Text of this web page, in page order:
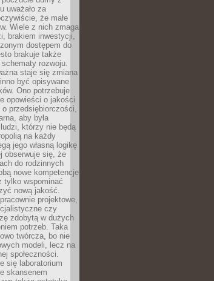
uważało za
że małe
Wiele z nich zmaga
brakiem inwestycji,
dostępem do
brakuje także
rozwoju.
staje się zmiana
być opisywane
Ono potrzebuje
opowieści o jakości
przedsiębiorczości,
aby była
którzy nie będą
na każdy
jego własną logikę
obserwuje się, że
do rodzinnych
nowe kompetencje
tylko wspominać
nową jakość.
projektowe,
czy
zdobytą w dużych
potrzeb. Taka
twórcza, bo nie
modeli, lecz na
społeczności.
się laboratorium
skansenem